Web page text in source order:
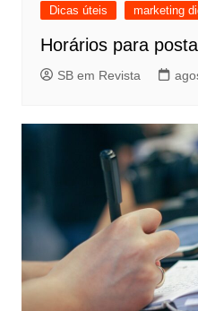
Dicas úteis marketing
Horários para
SB em Revista